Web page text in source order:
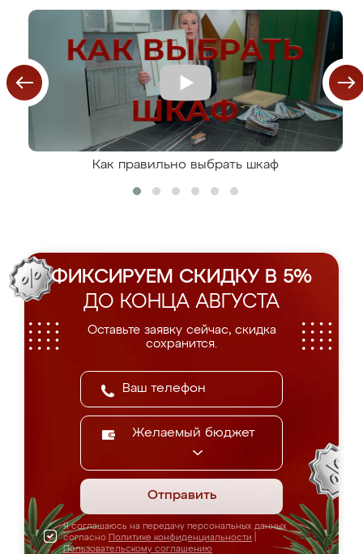
Как правильно выбрать шкаф
ФИКСИРУЕМ СКИДКУ В 5%
ДО КОНЦА АВГУСТА
Оставьте заявку сейчас, скидка
сохранится.
Желаемый бюджет
Отправить
Я соглашаюсь на передачу персональных данных
согласно Политике конфиденциальности
Пользовательскому соглашению